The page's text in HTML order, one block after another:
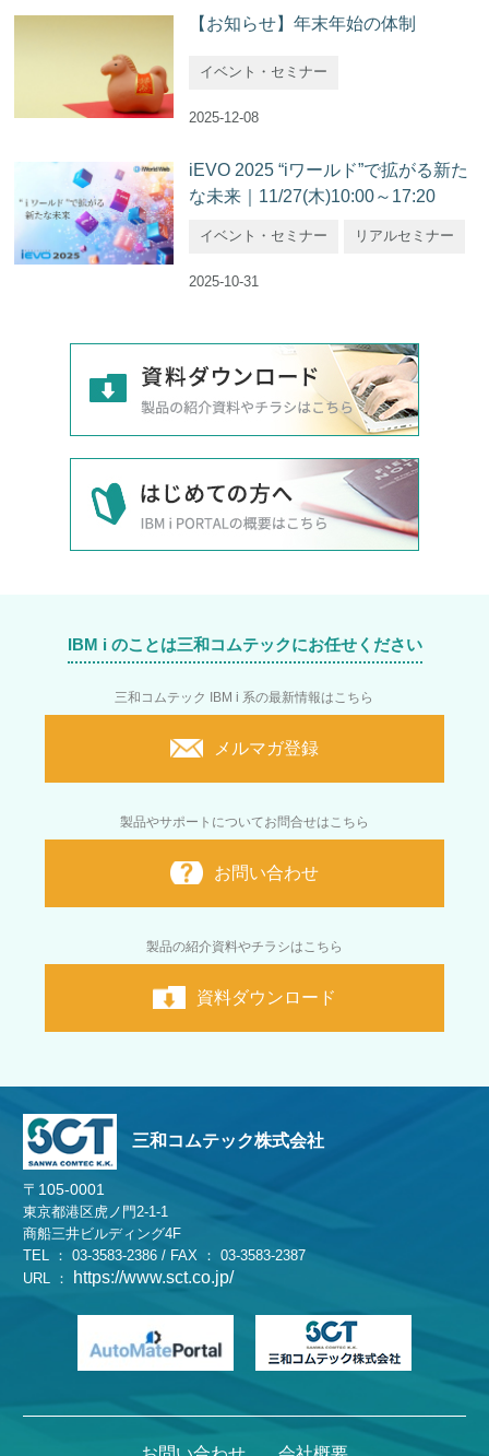
【お知らせ】年末年始の体制
イベント・セミナー
2025-12-08
iEVO 2025 “iワールド”で拡がる新た
な未来｜11/27(木)10:00～17:20
イベント・セミナー リアルセミナー
2025-10-31
IBM i のことは三和コムテックにお任せください
三和コムテック IBM i 系の最新情報はこちら
メルマガ登録
製品やサポートについてお問合せはこちら
お問い合わせ
製品の紹介資料やチラシはこちら
資料ダウンロード
三和コムテック株式会社
〒105-0001
東京都港区虎ノ門2-1-1
商船三井ビルディング4F
TEL ： 03-3583-2386 / FAX ： 03-3583-2387
URL ：
https://www.sct.co.jp/